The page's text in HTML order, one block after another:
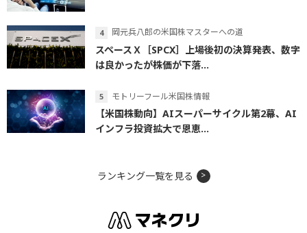
岡元兵八郎の米国株マスターへの道
スペースＸ［SPCX］上場後初の決算発表、数字
は良かったが株価が下落...
モトリーフール米国株情報
【米国株動向】AIスーパーサイクル第2幕、AI
インフラ投資拡大で恩恵...
ランキング一覧を見る